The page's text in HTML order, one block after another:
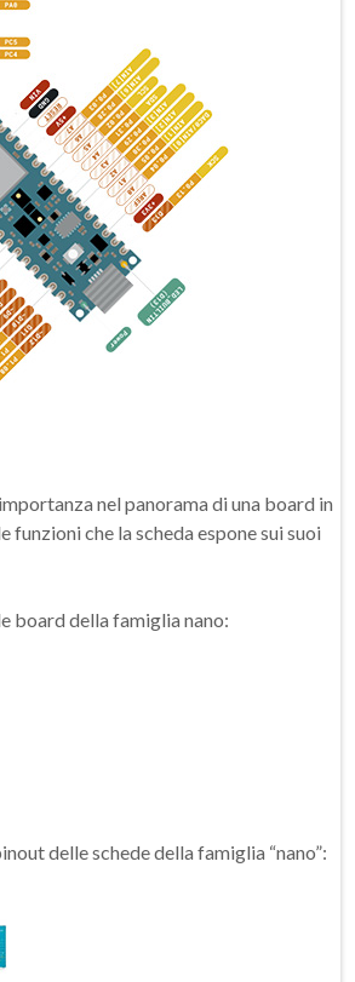
nel panorama di una board in
che la scheda espone sui suoi
board della famiglia nano:
delle schede della famiglia “nano”: